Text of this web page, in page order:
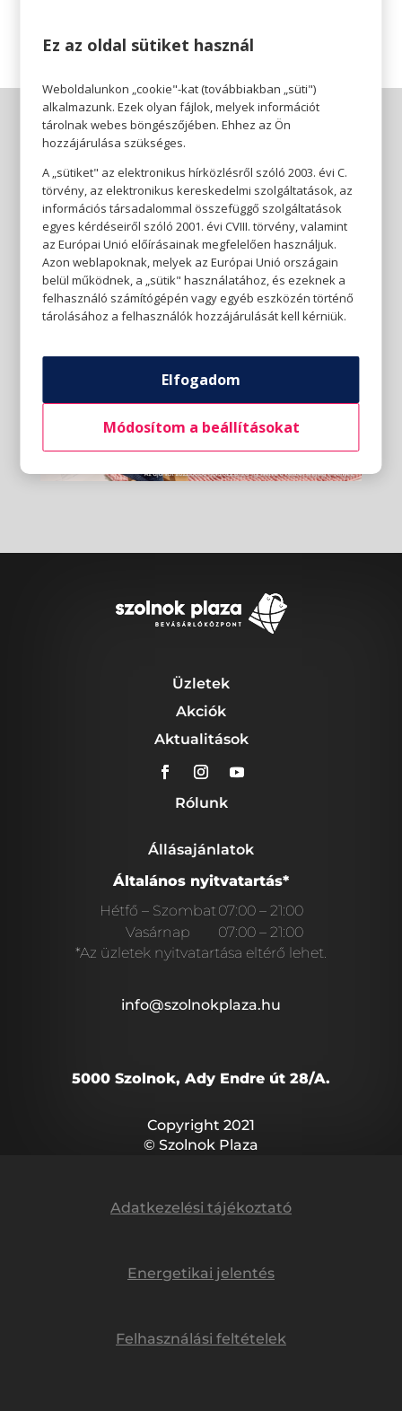
Üzletek
Akciók
Aktualitások
Rólunk
Állásajánlatok
Általános nyitvatartás*
Hétfő – Szombat07:00 – 21:00
Vasárnap
07:00 – 21:00
*Az üzletek nyitvatartása eltérő lehet.
info@szolnokplaza.hu
5000 Szolnok, Ady Endre út 28/A.
Copyright 2021
© Szolnok Plaza
Adatkezelési tájékoztató
Energetikai jelentés
Felhasználási feltételek
Ez az oldal sütiket használ
Weboldalunkon „cookie"-kat (továbbiakban „süti")
alkalmazunk. Ezek olyan fájlok, melyek információt
tárolnak webes böngészőjében. Ehhez az Ön
hozzájárulása szükséges.
A „sütiket" az elektronikus hírközlésről szóló 2003. évi C.
törvény, az elektronikus kereskedelmi szolgáltatások, az
információs társadalommal összefüggő szolgáltatások
egyes kérdéseiről szóló 2001. évi CVIII. törvény, valamint
az Európai Unió előírásainak megfelelően használjuk.
Azon weblapoknak, melyek az Európai Unió országain
belül működnek, a „sütik" használatához, és ezeknek a
felhasználó számítógépén vagy egyéb eszközén történő
tárolásához a felhasználók hozzájárulását kell kérniük.
Elfogadom
Módosítom a beállításokat